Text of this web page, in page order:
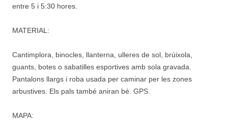
entre 5 i 5:30 hores.
MATERIAL:
Cantimplora, binocles, llanterna, ulleres de sol, brúixola,
guants, botes o sabatilles esportives amb sola gravada.
Pantalons llargs i roba usada per caminar per les zones
arbustives. Els pals també aniran bé. GPS.
MAPA: